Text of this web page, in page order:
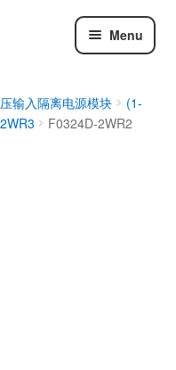
Menu
输入隔离电源模块
(1-
F0324D-2WR2